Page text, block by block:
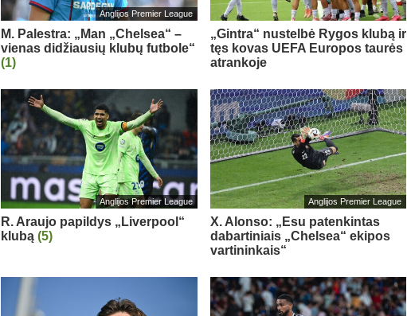
Anglijos Premier League
M. Palestra: „Man „Chelsea“ –
vienas didžiausių klubų futbole“
(1)
„Gintra“ nustelbė Rygos klubą ir
tęs kovas UEFA Europos taurės
atrankoje
Anglijos Premier League
R. Araujo papildys „Liverpool“
klubą(5)
Anglijos Premier League
X. Alonso: „Esu patenkintas
dabartiniais „Chelsea“ ekipos
vartininkais“